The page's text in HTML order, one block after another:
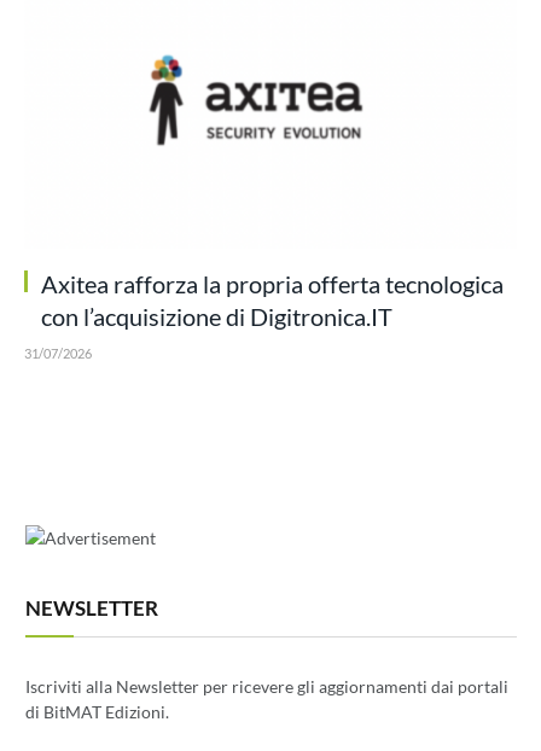
Axitea rafforza la propria offerta tecnologica
con l’acquisizione di Digitronica.IT
31/07/2026
NEWSLETTER
Iscriviti alla Newsletter per ricevere gli aggiornamenti dai portali
di BitMAT Edizioni.